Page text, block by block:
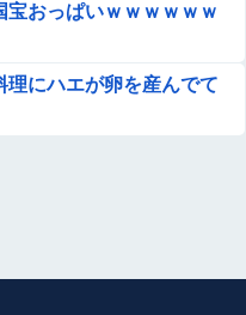
宝おっぱいｗｗｗｗｗｗ
理にハエが卵を産んでて